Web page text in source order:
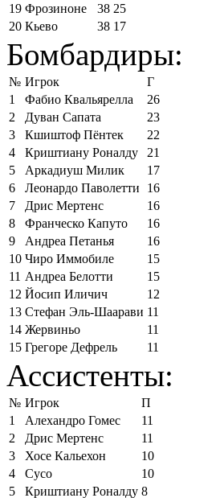
19 Фрозиноне 38 25
20 Кьево 38 17
Бомбардиры:
№ Игрок
Г
1
Фабио Квальярелла
26
2
Дуван Сапата
23
3
Кшиштоф Пёнтек
22
4
Криштиану Роналду
21
5
Аркадиуш Милик
17
6
Леонардо Паволетти
16
7
Дрис Мертенс
16
8
Франческо Капуто
16
9
Андреа Петанья
16
10 Чиро Иммобиле
15
11 Андреа Белотти
15
12 Йосип Иличич
12
13 Стефан Эль-Шаарави 11
14 Жервиньо
11
15 Грегоре Дефрель 11
Ассистенты:
№ Игрок
П
1
Алехандро Гомес
11
2
Дрис Мертенс
11
3
Хосе Кальехон
10
4
Сусо
10
5
Криштиану Роналду 8